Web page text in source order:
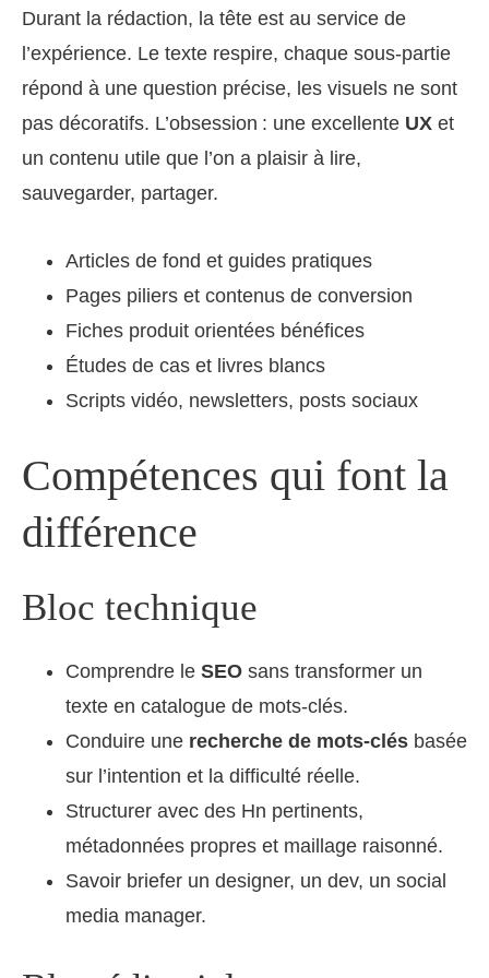
Durant la rédaction, la tête est au service de
l’expérience. Le texte respire, chaque sous-partie
répond à une question précise, les visuels ne sont
pas décoratifs. L’obsession : une excellente UX et
un contenu utile que l’on a plaisir à lire,
sauvegarder, partager.
Articles de fond et guides pratiques
Pages piliers et contenus de conversion
Fiches produit orientées bénéfices
Études de cas et livres blancs
Scripts vidéo, newsletters, posts sociaux
Compétences qui font la
différence
Bloc technique
Comprendre le SEO sans transformer un
texte en catalogue de mots-clés.
Conduire une recherche de mots-clés basée
sur l’intention et la difficulté réelle.
Structurer avec des Hn pertinents,
métadonnées propres et maillage raisonné.
Savoir briefer un designer, un dev, un social
media manager.